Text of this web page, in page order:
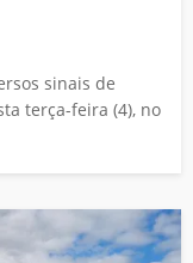
sinais de
terça-feira (4), no